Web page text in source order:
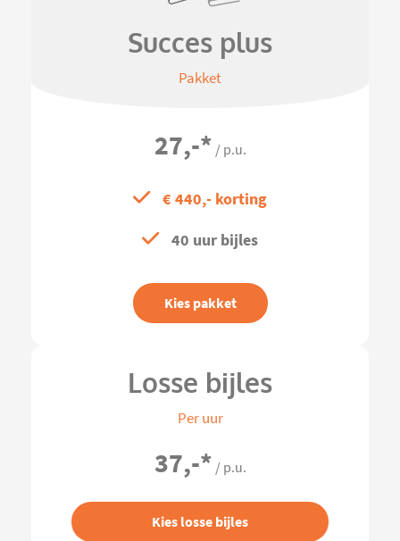
Succes plus
Pakket
27,-* / p.u.
€ 440,- korting
40 uur bijles
Kies pakket
Losse bijles
Per uur
37,-* / p.u.
Kies losse bijles